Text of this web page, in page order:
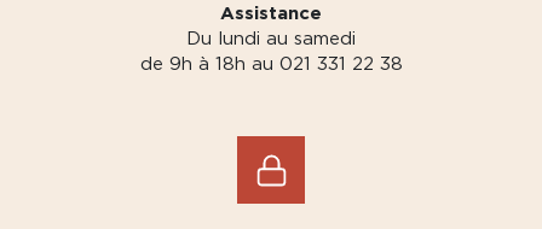
Assistance
Du lundi au samedi
de 9h à 18h au 021 331 22 38